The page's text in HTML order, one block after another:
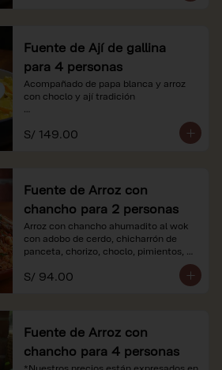
Fuente de Ají de gallina
para 4 personas
Acompañado de papa blanca y arroz
con choclo y ají tradición
*Nuestros precios están expresados en
soles e incluyen impuestos de ley y
S/ 149.00
Fuente de Arroz con
chancho para 2 personas
Arroz con chancho ahumadito al wok
con adobo de cerdo, chicharrón de
panceta, chorizo, choclo, pimientos,
*Nuestros precios están expresados en
S/ 94.00
Fuente de Arroz con
chancho para 4 personas